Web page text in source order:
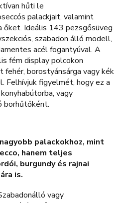
hűti le
palackjait, valamint
őket. Ideális 143 pezsgősüveg
szabadon álló modell,
acél fogantyúval. A
fém display polcokon
borostyánsárga vagy kék
Felhívjuk figyelmét, hogy ez a
vagy
borhűtőként.
palackokhoz, mint
hanem teljes
burgundy és rajnai
is.
vagy